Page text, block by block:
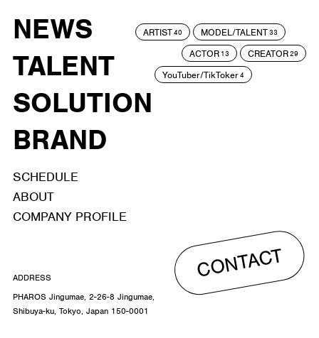
NEWS
TALENT
SOLUTION
BRAND
ARTIST40 MODEL/TALENT33
ACTOR 13 CREATOR29
YouTuber/TikToker4
SCHEDULE
ABOUT
COMPANY PROFILE
CONTACT
ADDRESS
PHAROS Jingumae, 2-26-8 Jingumae,
Shibuya-ku, Tokyo, Japan 150-0001